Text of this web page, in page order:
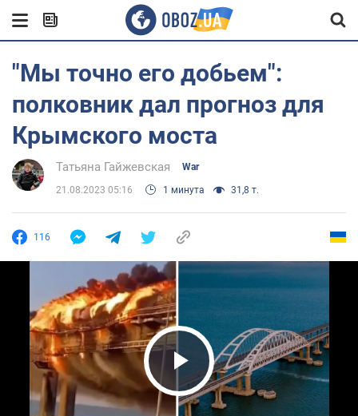
"Мы точно его добьем":
полковник дал прогноз для
Крымского моста
Татьяна Гайжевская War
21.08.2023 05:16 1 минута 31,8 т.
116
Play Video